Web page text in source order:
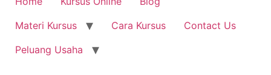
Materi Kursus
Cara Kursus
Contact Us
Peluang Usaha